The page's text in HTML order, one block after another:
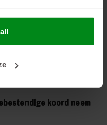
Klik
koord neem